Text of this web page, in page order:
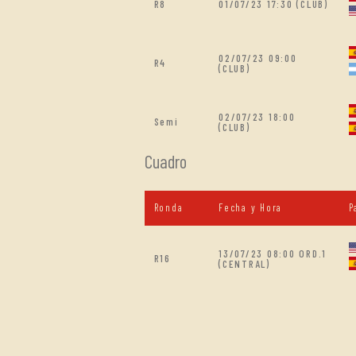
R8 01/07/23 17:30 (CLUB)
R4
02/07/23 09:00
(CLUB)
Semi
02/07/23 18:00
(CLUB)
Cuadro
Ronda Fecha y Hora
R16
13/07/23 08:00 ORD.1
(CENTRAL)